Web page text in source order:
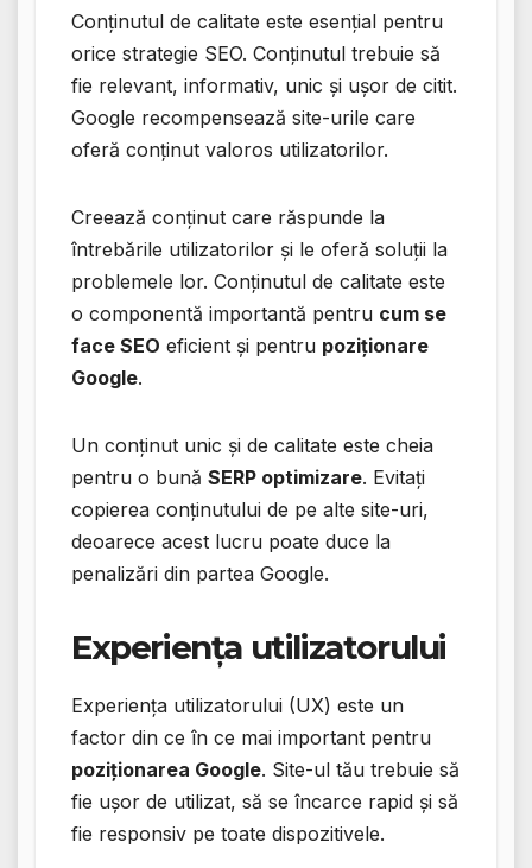
Conținutul de calitate este esențial pentru
orice strategie SEO. Conținutul trebuie să
fie relevant, informativ, unic și ușor de citit.
Google recompensează site-urile care
oferă conținut valoros utilizatorilor.
Creează conținut care răspunde la
întrebările utilizatorilor și le oferă soluții la
problemele lor. Conținutul de calitate este
o componentă importantă pentru cum se
face SEO eficient și pentru poziționare
Google.
Un conținut unic și de calitate este cheia
pentru o bună SERP optimizare. Evitați
copierea conținutului de pe alte site-uri,
deoarece acest lucru poate duce la
penalizări din partea Google.
Experiența utilizatorului
Experiența utilizatorului (UX) este un
factor din ce în ce mai important pentru
poziționarea Google. Site-ul tău trebuie să
fie ușor de utilizat, să se încarce rapid și să
fie responsiv pe toate dispozitivele.